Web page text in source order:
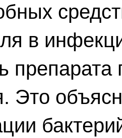
в
Это